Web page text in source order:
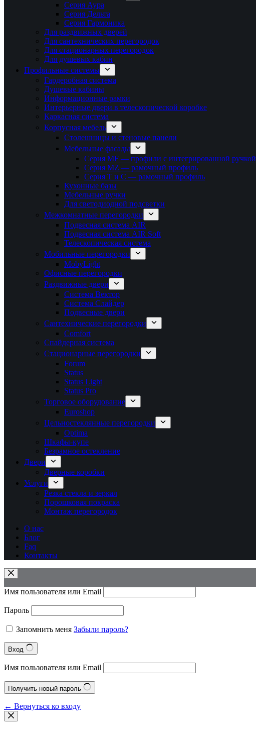
Серия Аура
Серия Дельта
Серия Гармоника
Для раздвижных дверей
Для сантехнических перегородок
Для стационарных перегородок
Для душевых кабин
Профильные системы
Гардеробная система
Душевые кабины
Информационные рамки
Интерьерные двери в телескопической коробке
Каркасная система
Корпусная мебель
Столешницы и стеновые панели
Мебельные фасады
Серия MF — профили с интегрированной ручкой
Серия MZ — рамочный профиль
Серия T и C — рамочный профиль
Кухонные базы
Мебельные ручки
Для светодиодной подсветки
Межкомнатные перегородки
Подвесная система AIR
Подвесная система AIR Soft
Телескопическая система
Мобильные перегородки
MobyLight
Офисные перегородки
Раздвижные двери
Система Вектор
Система Слайдер
Подвесные двери
Сантехнические перегородки
Comfort
Спайдерная система
Стационарные перегородки
Forum
Status
Status Light
Status Pro
Торговое оборудование
Euroshop
Цельностеклянные перегородки
Optima
Шкафы-купе
Безрамное остекление
Двери
Дверные коробки
Услуги
Резка стекла и зеркал
Порошковая покраска
Монтаж перегородок
О нас
Блог
Faq
Контакты
Имя пользователя или Email
Пароль
Запомнить меня Забыли пароль?
Вход
Имя пользователя или Email
Получить новый пароль
← Вернуться ко входу